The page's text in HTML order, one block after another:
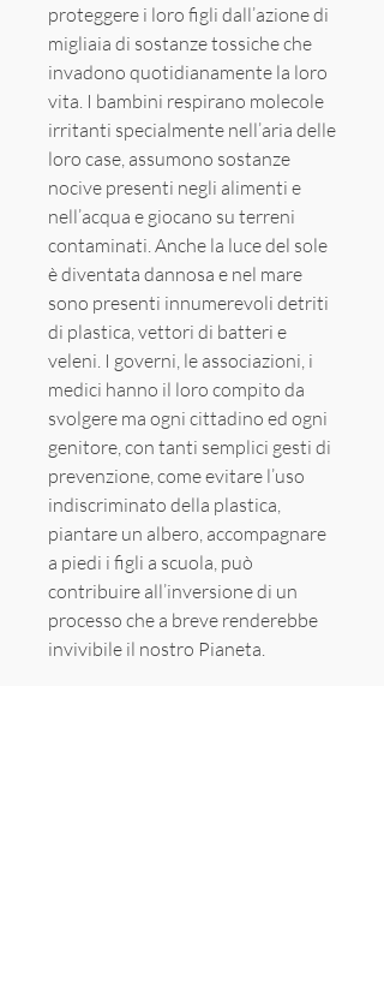
proteggere i loro figli dall’azione di
migliaia di sostanze tossiche che
invadono quotidianamente la loro
vita. I bambini respirano molecole
irritanti specialmente nell’aria delle
loro case, assumono sostanze
nocive presenti negli alimenti e
nell’acqua e giocano su terreni
contaminati. Anche la luce del sole
è diventata dannosa e nel mare
sono presenti innumerevoli detriti
di plastica, vettori di batteri e
veleni. I governi, le associazioni, i
medici hanno il loro compito da
svolgere ma ogni cittadino ed ogni
genitore, con tanti semplici gesti di
prevenzione, come evitare l’uso
indiscriminato della plastica,
piantare un albero, accompagnare
a piedi i figli a scuola, può
contribuire all’inversione di un
processo che a breve renderebbe
invivibile il nostro Pianeta.